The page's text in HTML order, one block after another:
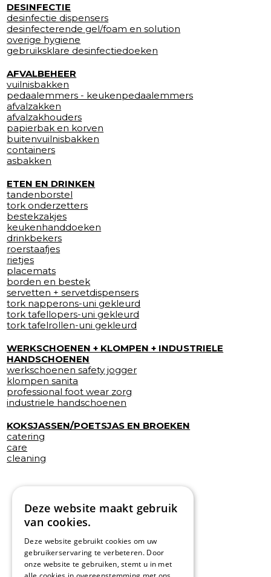
DESINFECTIE
desinfectie dispensers
desinfecterende gel/foam en solution
overige hygiene
gebruiksklare desinfectiedoeken
AFVALBEHEER
vuilnisbakken
pedaalemmers - keukenpedaalemmers
afvalzakken
afvalzakhouders
papierbak en korven
buitenvuilnisbakken
containers
asbakken
ETEN EN DRINKEN
tandenborstel
tork onderzetters
bestekzakjes
keukenhanddoeken
drinkbekers
roerstaafjes
rietjes
placemats
borden en bestek
servetten + servetdispensers
tork napperons-uni gekleurd
tork tafellopers-uni gekleurd
tork tafelrollen-uni gekleurd
WERKSCHOENEN + KLOMPEN + INDUSTRIELE
HANDSCHOENEN
werkschoenen safety jogger
klompen sanita
professional foot wear zorg
industriele handschoenen
KOKSJASSEN/POETSJAS EN BROEKEN
catering
care
cleaning
Deze website maakt gebruik
van cookies.
Deze website gebruikt cookies om uw
gebruikerservaring te verbeteren. Door
onze website te gebruiken, stemt u in met